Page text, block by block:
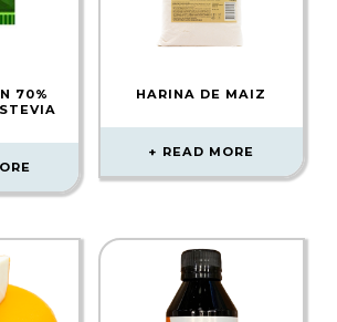
70%
HARINA DE MAIZ
READ MORE